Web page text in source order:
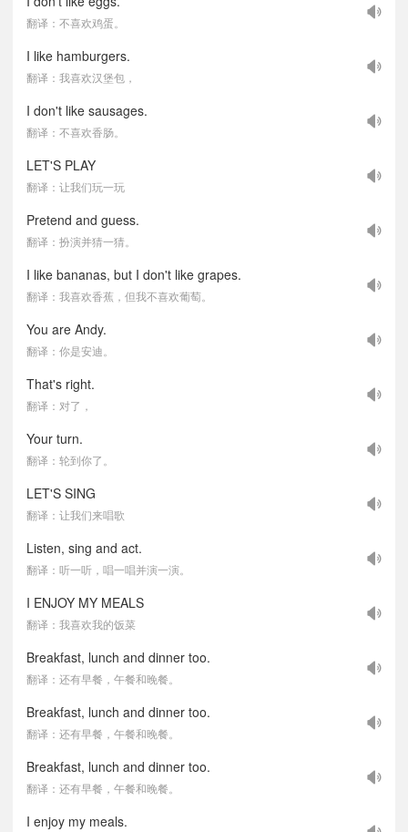
翻译：不喜欢鸡蛋。
I like hamburgers.
翻译：我喜欢汉堡包，
I don't like sausages.
翻译：不喜欢香肠。
LET'S PLAY
翻译：让我们玩一玩
Pretend and guess.
翻译：扮演并猜一猜。
I like bananas, but I don't like grapes.
翻译：我喜欢香蕉，但我不喜欢葡萄。
You are Andy.
翻译：你是安迪。
That's right.
翻译：对了，
Your turn.
翻译：轮到你了。
LET'S SING
翻译：让我们来唱歌
Listen, sing and act.
翻译：听一听，唱一唱并演一演。
I ENJOY MY MEALS
翻译：我喜欢我的饭菜
Breakfast, lunch and dinner too.
翻译：还有早餐，午餐和晚餐。
Breakfast, lunch and dinner too.
翻译：还有早餐，午餐和晚餐。
Breakfast, lunch and dinner too.
翻译：还有早餐，午餐和晚餐。
I enjoy my meals.